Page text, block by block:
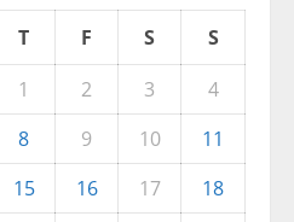
T F S
S
1
2 3
4
8 9 10
11
15 16 17
18